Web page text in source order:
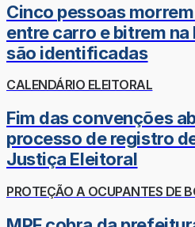
Cinco pessoas
entre carro e bitrem
são identificadas
CALENDÁRIO ELEITORAL
Fim das convenções
processo de registro
Justiça Eleitoral
PROTEÇÃO A OCUPANTES DE